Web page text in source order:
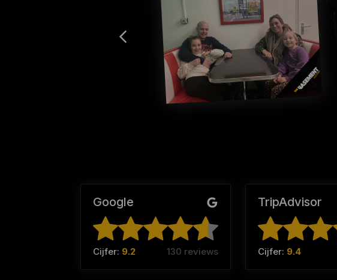
Google
Cijfer: 9.2 130 reviews
TripAdvisor
Cijfer: 9.4